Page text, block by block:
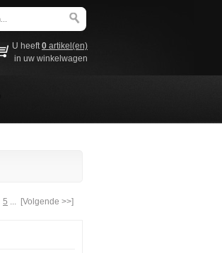
U heeft0 artikel(en)
in uw winkelwagen
5 ... [Volgende >>]